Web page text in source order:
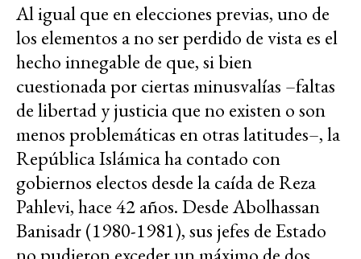
Al igual que en elecciones previas, uno de
los elementos a no ser perdido de vista es el
hecho innegable de que, si bien
cuestionada por ciertas minusvalías –faltas
de libertad y justicia que no existen o son
menos problemáticas en otras latitudes–, la
República Islámica ha contado con
gobiernos electos desde la caída de Reza
Pahlevi, hace 42 años. Desde Abolhassan
Banisadr (1980-1981), sus jefes de Estado